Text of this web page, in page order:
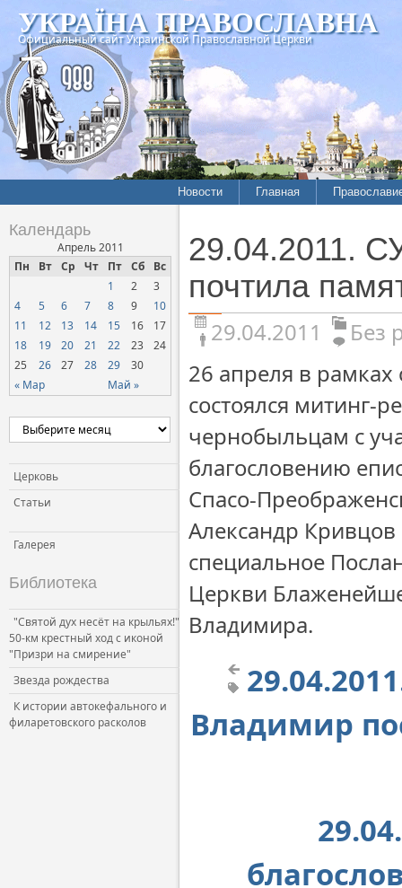
УКРАЇНА ПРАВОСЛАВНА
Официальный сайт Украинской Православной Церкви
Новости Главная
Календарь
Апрель 2011
Пн
Вт Ср Чт Пт Сб Вс
« Мар Май »
1 2
3
4
5 6 7 8 9
10
11
12 13 14 15 16
17
18
19 20 21 22 23
24
25
26 27 28 29 30
Церковь
Статьи
Галерея
Библиотека
"Святой дух несёт на крыльях!"
50-км крестный ход с иконой
"Призри на смирение"
Звезда рождества
К истории автокефального и
филаретовского расколов
29.04.2011.
почтила
29.04.2011
Без
26 апреля в
состоялся митинг-
чернобыльцам с
благословению
Спасо-
Александр
специальное
Церкви
Владимира.
Владимир